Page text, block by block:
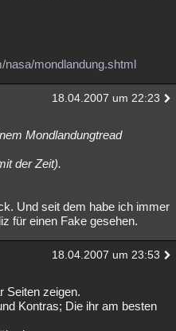
nasa/mondlandung.shtml
18.04.2007 um 22:23
Mondlandungtread
der Zeit).
Und seit dem habe ich immer
für einen Fake gesehen.
18.04.2007 um 23:53
Seiten zeigen.
Kontras; Die ihr am besten